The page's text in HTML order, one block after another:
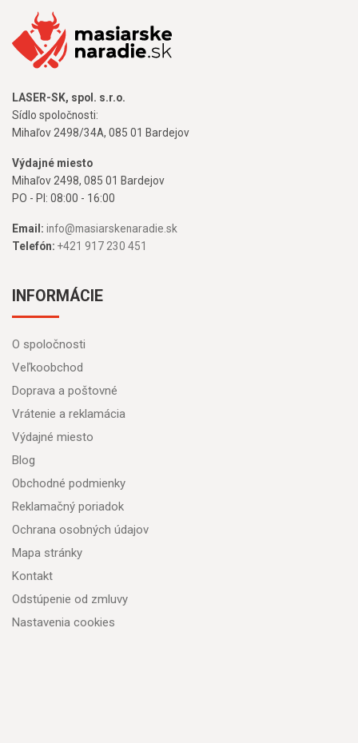
LASER-SK, spol. s.r.o.
Sídlo spoločnosti:
Mihaľov 2498/34A, 085 01 Bardejov
Výdajné miesto
Mihaľov 2498, 085 01 Bardejov
PO - PI: 08:00 - 16:00
Email: info@masiarskenaradie.sk
Telefón: +421 917 230 451
INFORMÁCIE
O spoločnosti
Veľkoobchod
Doprava a poštovné
Vrátenie a reklamácia
Výdajné miesto
Blog
Obchodné podmienky
Reklamačný poriadok
Ochrana osobných údajov
Mapa stránky
Kontakt
Odstúpenie od zmluvy
Nastavenia cookies